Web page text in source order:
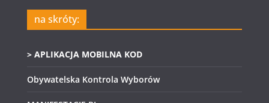
na skróty:
> APLIKACJA MOBILNA KOD
Obywatelska Kontrola Wyborów